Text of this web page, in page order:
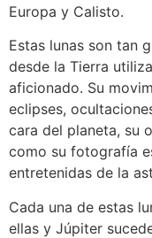
Europa y Calisto.
Estas lunas son tan
desde la Tierra
aficionado. Su
eclipses,
cara del planeta, su
como su fotografía
entretenidas de la
Cada una de estas
ellas y Júpiter